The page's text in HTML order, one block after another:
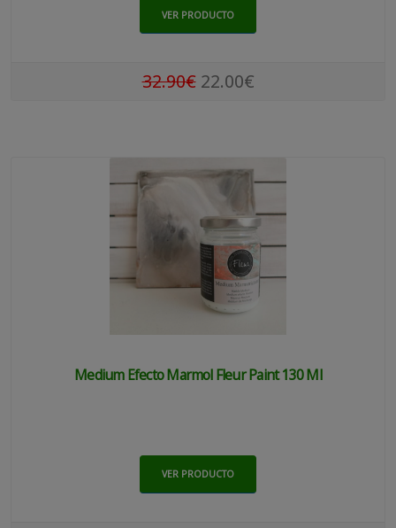
VER PRODUCTO
32.90€22.00€
Medium Efecto Marmol Fleur Paint 130 Ml
VER PRODUCTO